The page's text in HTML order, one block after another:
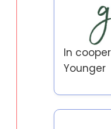
In
Younger